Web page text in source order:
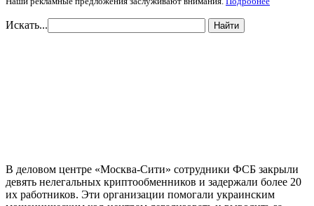
Искать... Найти
В деловом центре «Москва-Сити» сотрудники ФСБ закрыли
девять нелегальных криптообменников и задержали более 20
их работников. Эти организации помогали украинским